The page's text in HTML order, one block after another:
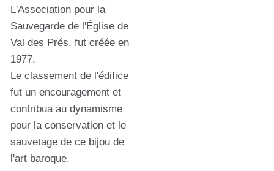
L'Association pour la
Sauvegarde de l'Église de
Val des Prés, fut créée en
1977.
Le classement de l'édifice
fut un encouragement et
contribua au dynamisme
pour la conservation et le
sauvetage de ce bijou de
l'art baroque.